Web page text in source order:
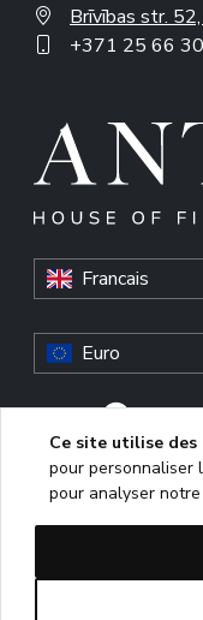
Brīvības str.
+371 25 66
Francais
Euro
© Antiqon, 2026.
Antiqon logo are
Unauthorized use is
This website uses
analyze
continuing to use
Ce site utilise des
pour personnaliser
pour analyser